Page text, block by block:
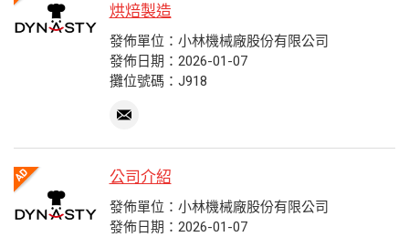
烘焙製造
發佈單位：小林機械廠股份有限公司
發佈日期：2026-01-07
攤位號碼：J918
公司介紹
發佈單位：小林機械廠股份有限公司
發佈日期：2026-01-07